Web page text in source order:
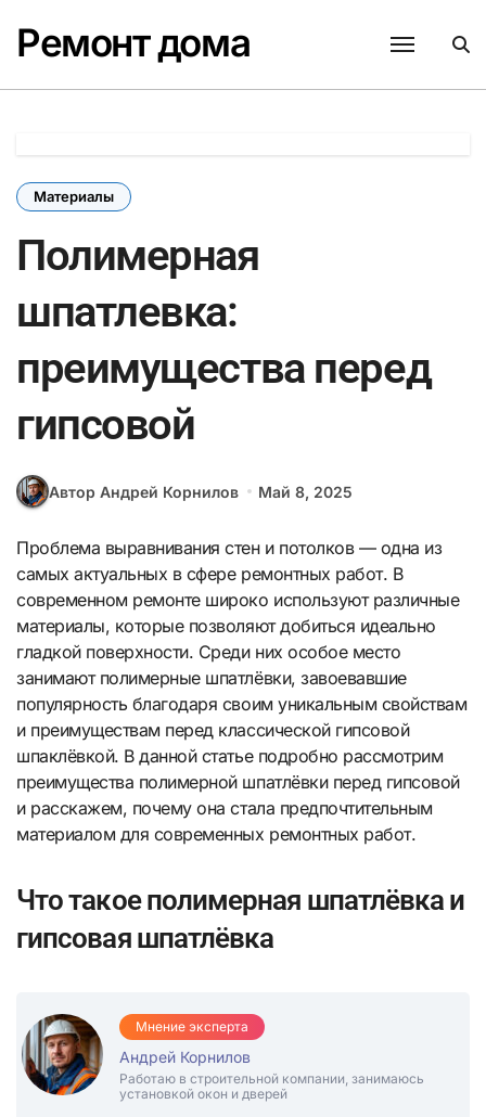
содержанию
Ремонт дома
Материалы
Полимерная
шпатлевка:
преимущества перед
гипсовой
Автор Андрей Корнилов Май 8, 2025
Проблема выравнивания стен и потолков — одна из
самых актуальных в сфере ремонтных работ. В
современном ремонте широко используют различные
материалы, которые позволяют добиться идеально
гладкой поверхности. Среди них особое место
занимают полимерные шпатлёвки, завоевавшие
популярность благодаря своим уникальным свойствам
и преимуществам перед классической гипсовой
шпаклёвкой. В данной статье подробно рассмотрим
преимущества полимерной шпатлёвки перед гипсовой
и расскажем, почему она стала предпочтительным
материалом для современных ремонтных работ.
Что такое полимерная шпатлёвка и
гипсовая шпатлёвка
Мнение эксперта
Андрей Корнилов
Работаю в строительной компании, занимаюсь
установкой окон и дверей